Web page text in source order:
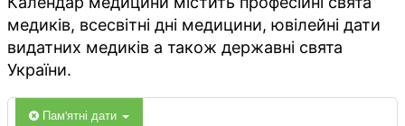
медиків, всесвітні дні медицини, ювілейні дати
видатних медиків а також державні свята
України.
Пам'ятні дати